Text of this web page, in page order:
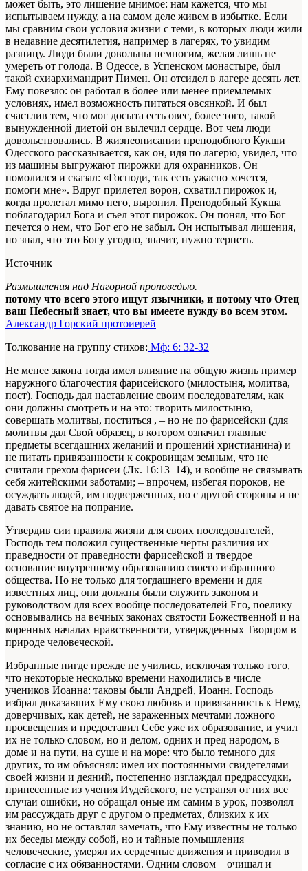
может быть, это лишение мнимое: нам кажется, что мы
испытываем нужду, а на самом деле живем в избытке. Если
мы сравним свои условия жизни с теми, в которых люди жили
в недавние десятилетия, например в лагерях, то увидим
разницу. Люди были довольны немногим, желая лишь не
умереть от голода. В Одессе, в Успенском монастыре, был
такой схиархимандрит Пимен. Он отсидел в лагере десять лет.
Ему повезло: он работал в более или менее приемлемых
условиях, имел возможность питаться овсянкой. И был
счастлив тем, что мог досыта есть овес, более того, такой
вынужденной диетой он вылечил сердце. Вот чем люди
довольствовались. В жизнеописании преподобного Кукши
Одесского рассказывается, как он, идя по лагерю, увидел, что
из машины выгружают пирожки для охранников. Он
помолился и сказал: «Господи, так есть ужасно хочется,
помоги мне». Вдруг прилетел ворон, схватил пирожок и,
когда пролетал мимо него, выронил. Преподобный Кукша
поблагодарил Бога и съел этот пирожок. Он понял, что Бог
печется о нем, что Бог его не забыл. Он испытывал лишения,
но знал, что это Богу угодно, значит, нужно терпеть.
Источник
Размышления над Нагорной проповедью.
потому что всего этого ищут язычники, и потому что Отец
ваш Небесный знает, что вы имеете нужду во всем этом.
Александр Горский протоиерей
Толкование на группу стихов: Мф: 6: 32-32
Не менее закона тогда имел влияние на общую жизнь пример
наружного благочестия фарисейского (милостыня, молитва,
пост). Господь дал наставление своим последователям, как
они должны смотреть и на это: творить милостыню,
совершать молитвы, поститься , – но не по фарисейски (для
молитвы дал Свой образец, в котором означил главные
предметы всегдашних желаний и прошений христианина) и
не питать привязанности к сокровищам земным, что не
считали грехом фарисеи (Лк. 16:13–14), и вообще не связывать
себя житейскими заботами; – впрочем, избегая пороков, не
осуждать людей, им подверженных, но с другой стороны и не
давать святое на попрание.
Утвердив сии правила жизни для своих последователей,
Господь тем положил существенные черты различия их
праведности от праведности фарисейской и твердое
основание внутреннему образованию своего избранного
общества. Но не только для тогдашнего времени и для
известных лиц, они должны были служить законом и
руководством для всех вообще последователей Его, поелику
основывались на вечных законах святости Божественной и на
коренных началах нравственности, утвержденных Творцом в
природе человеческой.
Избранные нигде прежде не учились, исключая только того,
что некоторые несколько времени находились в числе
учеников Иоанна: таковы были Андрей, Иоанн. Господь
избрал доказавших Ему свою любовь и привязанность к Нему,
доверчивых, как детей, не зараженных мечтами ложного
просвещения и предоставил Себе уже их образование, и учил
их не только словом, но и делом, одних и пред народом, в
доме и на пути, на суше и на море: что было темного для
других, то им объяснял: имел их постоянными свидетелями
своей жизни и деяний, постепенно изглаждал предрассудки,
принесенные из учения Иудейского, не устранял от них все
случаи ошибки, но обращал оные им самим в урок, позволял
им рассуждать друг с другом о предметах, близких к их
знанию, но не оставлял замечать, что Ему известны не только
их беседы между собой, но и тайные помышления
человеческие, умерял их сердечные движения и приводил в
согласие с их обязанностями. Одним словом – очищал и